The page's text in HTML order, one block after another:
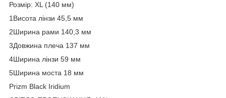
Розмір: XL (140 мм)
1Висота лінзи 45,5 мм
2Ширина рами 140,3 мм
3Довжина плеча 137 мм
4Ширина лінзи 59 мм
5Ширина моста 18 мм
Prizm Black Iridium